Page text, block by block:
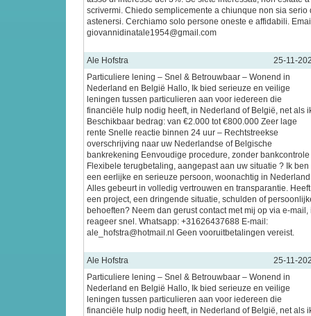
scrivermi. Chiedo semplicemente a chiunque non sia serio
astenersi. Cerchiamo solo persone oneste e affidabili.
giovannidinatale1954@gmail.com
Ale Hofstra
25-11-
Particuliere lening – Snel & Betrouwbaar – Wonend in
Nederland en België Hallo, Ik bied serieuze en veilige
leningen tussen particulieren aan voor iedereen die
financiële hulp nodig heeft, in Nederland of België, net als
Beschikbaar bedrag: van €2.000 tot €800.000 Zeer lage
rente Snelle reactie binnen 24 uur – Rechtstreekse
overschrijving naar uw Nederlandse of Belgische
bankrekening Eenvoudige procedure, zonder bankcontrole
Flexibele terugbetaling, aangepast aan uw situatie ? Ik ben
een eerlijke en serieuze persoon, woonachtig in
Alles gebeurt in volledig vertrouwen en transparantie.
een project, een dringende situatie, schulden of
behoeften? Neem dan gerust contact met mij op via e-mail,
reageer snel. Whatsapp: +31626437688 E-mail:
ale_hofstra@hotmail.nl Geen vooruitbetalingen vereist.
Ale Hofstra
25-11-
Particuliere lening – Snel & Betrouwbaar – Wonend in
Nederland en België Hallo, Ik bied serieuze en veilige
leningen tussen particulieren aan voor iedereen die
financiële hulp nodig heeft, in Nederland of België, net als